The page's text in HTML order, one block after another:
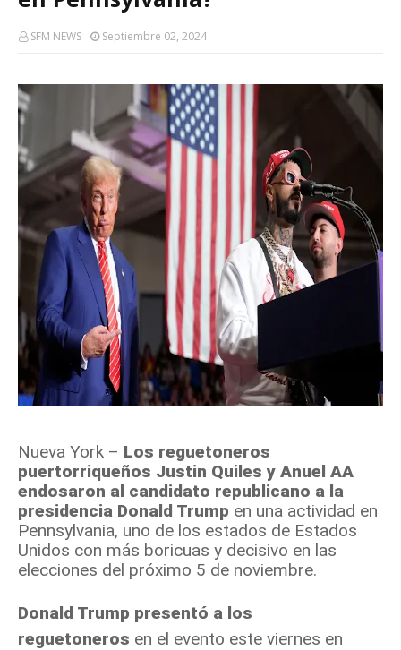
SFM NEWS Septiembre 02, 2024
Nueva York – Los reguetoneros
puertorriqueños Justin Quiles y Anuel AA
endosaron al candidato republicano a la
presidencia Donald Trump en una actividad en
Pennsylvania, uno de los estados de Estados
Unidos con más boricuas y decisivo en las
elecciones del próximo 5 de noviembre.
Donald Trump presentó a los
reguetoneros en el evento este viernes en